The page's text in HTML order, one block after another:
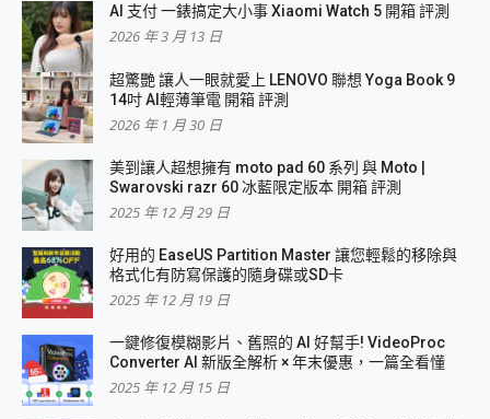
AI 支付 一錶搞定大小事 Xiaomi Watch 5 開箱 評測
2026 年 3 月 13 日
超驚艷 讓人一眼就愛上 LENOVO 聯想 Yoga Book 9
14吋 AI輕薄筆電 開箱 評測
2026 年 1 月 30 日
美到讓人超想擁有 moto pad 60 系列 與 Moto |
Swarovski razr 60 冰藍限定版本 開箱 評測
2025 年 12 月 29 日
好用的 EaseUS Partition Master 讓您輕鬆的移除與
格式化有防寫保護的隨身碟或SD卡
2025 年 12 月 19 日
一鍵修復模糊影片、舊照的 AI 好幫手! VideoProc
Converter AI 新版全解析 × 年末優惠，一篇全看懂
2025 年 12 月 15 日